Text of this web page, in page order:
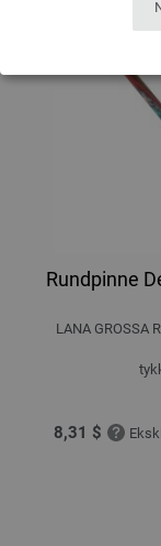
Rundpinne
LANA GROSSA
8,31 $